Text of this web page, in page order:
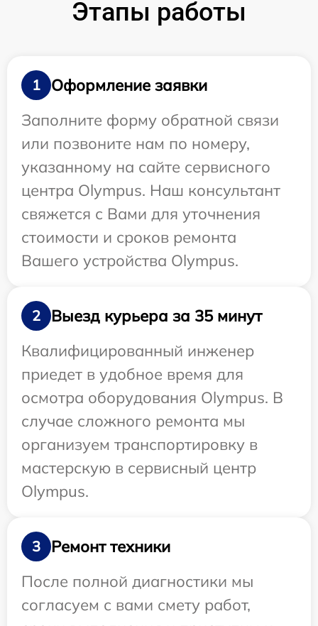
Этапы работы
1
Оформление заявки
Заполните форму обратной связи
или позвоните нам по номеру,
указанному на сайте сервисного
центра Olympus. Наш консультант
свяжется с Вами для уточнения
стоимости и сроков ремонта
Вашего устройства Olympus.
2
Выезд курьера за 35 минут
Квалифицированный инженер
приедет в удобное время для
осмотра оборудования Olympus. В
случае сложного ремонта мы
организуем транспортировку в
мастерскую в сервисный центр
Olympus.
3
Ремонт техники
После полной диагностики мы
согласуем с вами смету работ,